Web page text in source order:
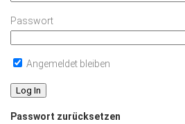
Passwort
Angemeldet bleiben
Passwort zurücksetzen